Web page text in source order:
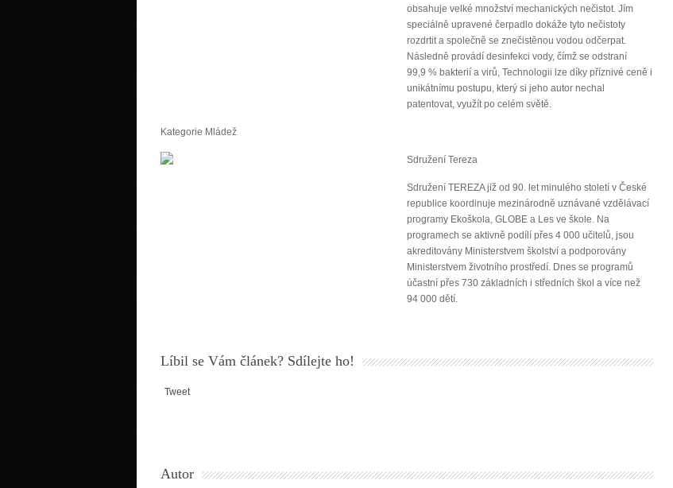
obsahuje velké množství mechanických nečistot. Jím
speciálně upravené čerpadlo dokáže tyto nečistoty
rozdrtit a společně se znečistěnou vodou odčerpat.
Následně provádí desinfekci vody, čímž se odstraní
99,9 % bakterií a virů, Technologii lze díky příznivé ceně i
unikátnímu postupu, který si jeho autor nechal
patentovat, využít po celém světě.
Kategorie Mládež
Sdružení Tereza
Sdružení TEREZA již od 90. let minulého století v České
republice koordinuje mezinárodně uznávané vzdělávací
programy Ekoškola, GLOBE a Les ve škole. Na
programech se aktivně podílí přes 4 000 učitelů, jsou
akreditovány Ministerstvem školství a podporovány
Ministerstvem životního prostředí. Dnes se programů
účastní přes 730 základních i středních škol a více než
94 000 dětí.
Líbil se Vám článek? Sdílejte ho!
Tweet
Autor